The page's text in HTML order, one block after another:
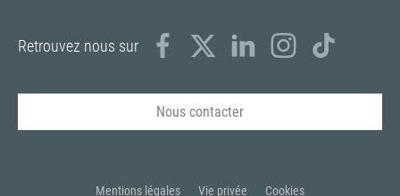
Retrouvez nous sur
Nous contacter
Mentions légales Vie privée Cookies